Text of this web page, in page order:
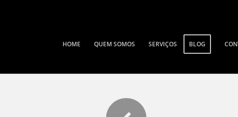
HOME QUEM SOMOS SERVIÇOS BLOG